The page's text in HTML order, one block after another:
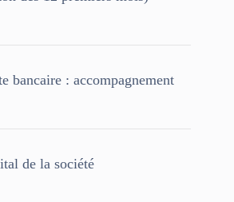
bancaire : accompagnement
de la société